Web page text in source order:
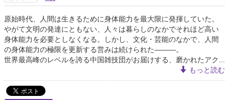
原始時代、人間は生きるために身体能力を最大限に発揮していた。
やがて文明の発達にともない、人々は暮らしのなかでそれほど高い
身体能力を必要としなくなる。しかし、文化・芸能のなかで、人間
の身体能力の極限を更新する営みは続けられた―――。
世界最高峰のレベルを誇る中国雑技団がお届けする、磨かれたアク...
もっと読む